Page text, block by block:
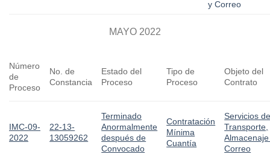
y Correo
MAYO 2022
Número
de
Proceso
No. de
Constancia
Estado del
Proceso
Tipo de
Proceso
Objeto del
Contrato
IMC-09-
2022
22-13-
13059262
Terminado
Anormalmente
después de
Convocado
Contratación
Mínima
Cuantía
Servicios
Transporte,
Correo